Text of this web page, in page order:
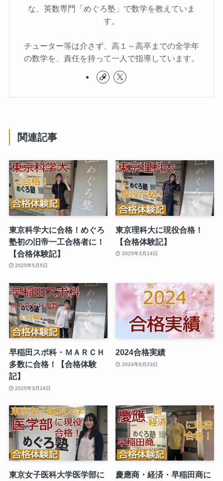
な、英数専門「めぐろ塾」で数学を教えていま
す。
チューター等は介さず、高１～高卒までの全学年
の数学を、責任を持って一人で指導しています。
関連記事
東京科学大に合格！めぐろ
塾初の旧帝一工合格者に！
【合格体験記】
2025年5月5日
東京理科大に現役合格！
【合格体験記】
2025年3月24日
早稲田スポ科・ＭＡＲＣＨ
多数に合格！【合格体験
記】
2025年3月24日
2024合格実績
2024年6月23日
東京女子医科大学医学部に
慶應商・経済・早稲田商に